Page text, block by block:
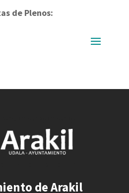
de Plenos:
de Arakil